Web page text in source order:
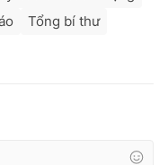
Tổng bí thư